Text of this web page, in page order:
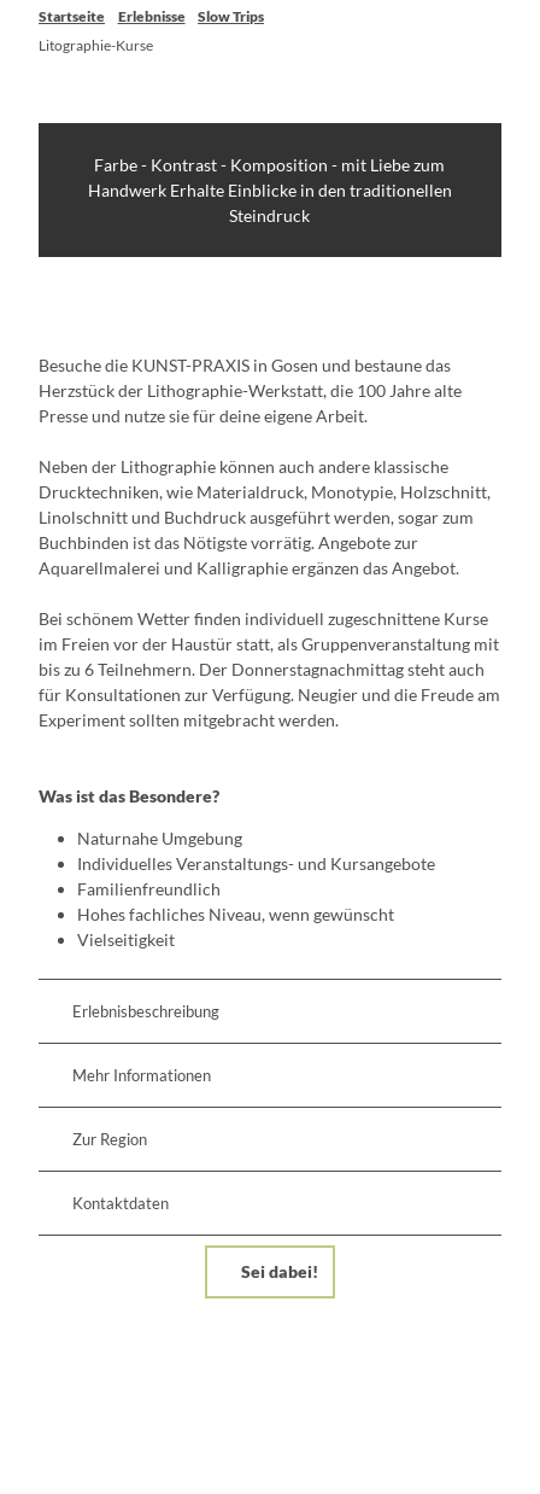
Startseite Erlebnisse
Slow Trips
Litographie-Kurse
Farbe - Kontrast - Komposition - mit Liebe zum
Handwerk Erhalte Einblicke in den traditionellen
Steindruck
Besuche die KUNST-PRAXIS in Gosen und bestaune das
Herzstück der Lithographie-Werkstatt, die 100 Jahre alte
Presse und nutze sie für deine eigene Arbeit.
Neben der Lithographie können auch andere klassische
Drucktechniken, wie Materialdruck, Monotypie, Holzschnitt,
Linolschnitt und Buchdruck ausgeführt werden, sogar zum
Buchbinden ist das Nötigste vorrätig. Angebote zur
Aquarellmalerei und Kalligraphie ergänzen das Angebot.
Bei schönem Wetter finden individuell zugeschnittene Kurse
im Freien vor der Haustür statt, als Gruppenveranstaltung mit
bis zu 6 Teilnehmern. Der Donnerstagnachmittag steht auch
für Konsultationen zur Verfügung. Neugier und die Freude am
Experiment sollten mitgebracht werden.
Was ist das Besondere?
Naturnahe Umgebung
Individuelles Veranstaltungs- und Kursangebote
Familienfreundlich
Hohes fachliches Niveau, wenn gewünscht
Vielseitigkeit
Erlebnisbeschreibung
Mehr Informationen
Zur Region
Kontaktdaten
Sei dabei!